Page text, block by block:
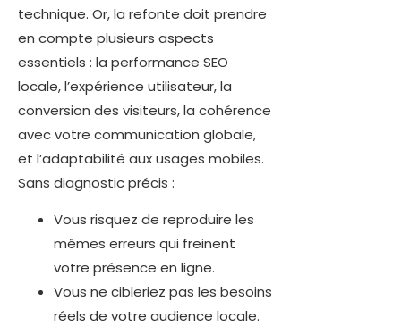
technique. Or, la refonte doit prendre
en compte plusieurs aspects
essentiels : la performance SEO
locale, l’expérience utilisateur, la
conversion des visiteurs, la cohérence
avec votre communication globale,
et l’adaptabilité aux usages mobiles.
Sans diagnostic précis :
Vous risquez de reproduire les
mêmes erreurs qui freinent
votre présence en ligne.
Vous ne cibleriez pas les besoins
réels de votre audience locale.